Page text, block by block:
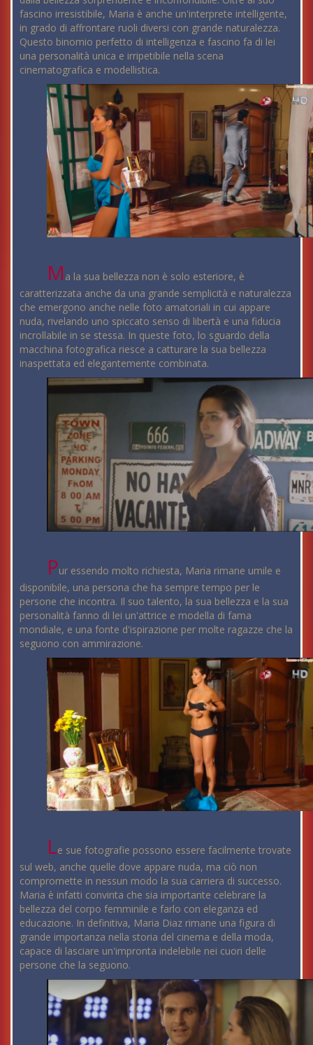
fascino irresistibile, Maria è anche un'interprete intelligente,
in grado di affrontare ruoli diversi con grande naturalezza.
Questo binomio perfetto di intelligenza e fascino fa di lei
una personalità unica e irripetibile nella scena
cinematografica e modellistica.
M a la sua bellezza non è solo esteriore, è
caratterizzata anche da una grande semplicità e naturalezza
che emergono anche nelle foto amatoriali in cui appare
nuda, rivelando uno spiccato senso di libertà e una fiducia
incrollabile in se stessa. In queste foto, lo sguardo della
macchina fotografica riesce a catturare la sua bellezza
inaspettata ed elegantemente combinata.
Pur essendo molto richiesta, Maria rimane umile e
disponibile, una persona che ha sempre tempo per le
persone che incontra. Il suo talento, la sua bellezza e la sua
personalità fanno di lei un'attrice e modella di fama
mondiale, e una fonte d'ispirazione per molte ragazze che la
seguono con ammirazione.
Le sue fotografie possono essere facilmente trovate
sul web, anche quelle dove appare nuda, ma ciò non
compromette in nessun modo la sua carriera di successo.
Maria è infatti convinta che sia importante celebrare la
bellezza del corpo femminile e farlo con eleganza ed
educazione. In definitiva, Maria Diaz rimane una figura di
grande importanza nella storia del cinema e della moda,
capace di lasciare un'impronta indelebile nei cuori delle
persone che la seguono.